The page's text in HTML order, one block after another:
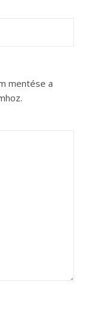
mentése a